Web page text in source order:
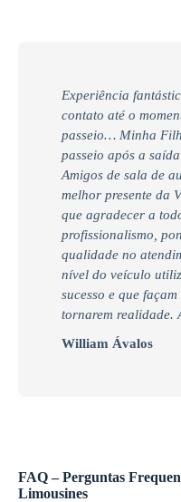
Experiência
contato até o
passeio… Minha
passeio após a
Amigos de sala de
melhor presente da
que agradecer a
profissionalismo,
qualidade no
nível do veículo
sucesso e que
tornarem realidade.
William Ávalos
FAQ – Perguntas
Limousines